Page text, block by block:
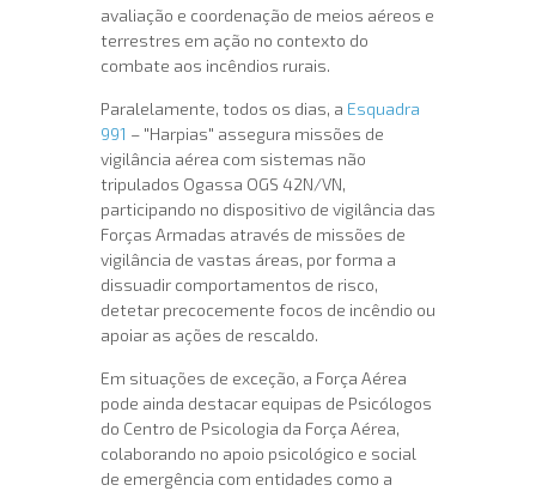
avaliação e coordenação de meios aéreos e
terrestres em ação no contexto do
combate aos incêndios rurais.
Paralelamente, todos os dias, a Esquadra
991 – "Harpias" assegura missões de
vigilância aérea com sistemas não
tripulados Ogassa OGS 42N/VN,
participando no dispositivo de vigilância das
Forças Armadas através de missões de
vigilância de vastas áreas, por forma a
dissuadir comportamentos de risco,
detetar precocemente focos de incêndio ou
apoiar as ações de rescaldo.
Em situações de exceção, a Força Aérea
pode ainda destacar equipas de Psicólogos
do Centro de Psicologia da Força Aérea,
colaborando no apoio psicológico e social
de emergência com entidades como a